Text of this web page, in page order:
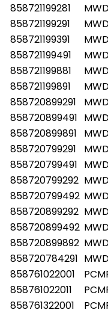
858721199281
858721199291
858721199391
858721199491
858721199881
858721199891
858720899291
858720899491
858720899891
858720799291
858720799491
858720799292
858720799492
858720899292
858720899492
858720899892
858720784291
858761022001
858761022011
858761322001